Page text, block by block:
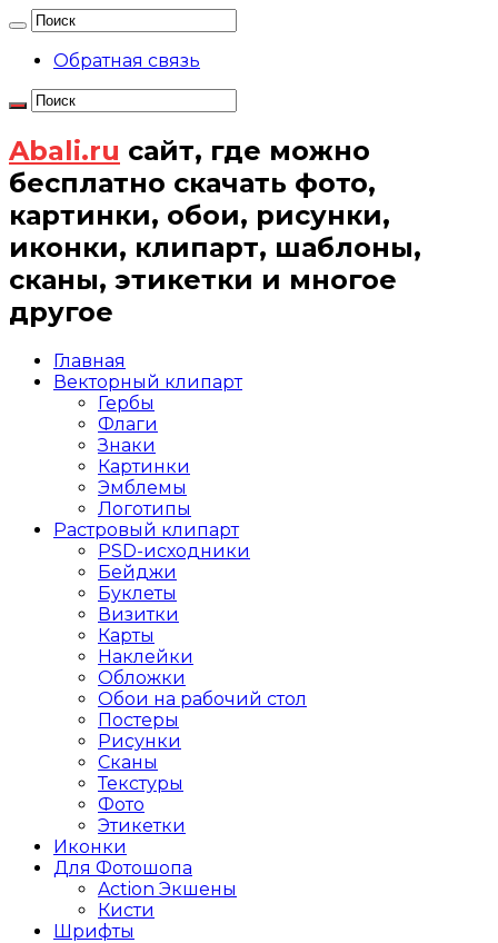
Обратная связь
Abali.ru сайт, где можно
бесплатно скачать фото,
картинки, обои, рисунки,
иконки, клипарт, шаблоны,
сканы, этикетки и многое
другое
Главная
Векторный клипарт
Гербы
Флаги
Знаки
Картинки
Эмблемы
Логотипы
Растровый клипарт
PSD-исходники
Бейджи
Буклеты
Визитки
Карты
Наклейки
Обложки
Обои на рабочий стол
Постеры
Рисунки
Сканы
Текстуры
Фото
Этикетки
Иконки
Для Фотошопа
Action Экшены
Кисти
Шрифты